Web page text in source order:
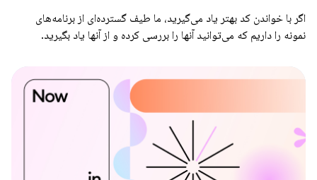
اگر با خواندن کد بهتر یاد می‌گیرید، ما طیف گسترده‌ای از برنامه‌های
نمونه را داریم که می‌توانید آنها را بررسی کرده و از آنها یاد بگیرید.